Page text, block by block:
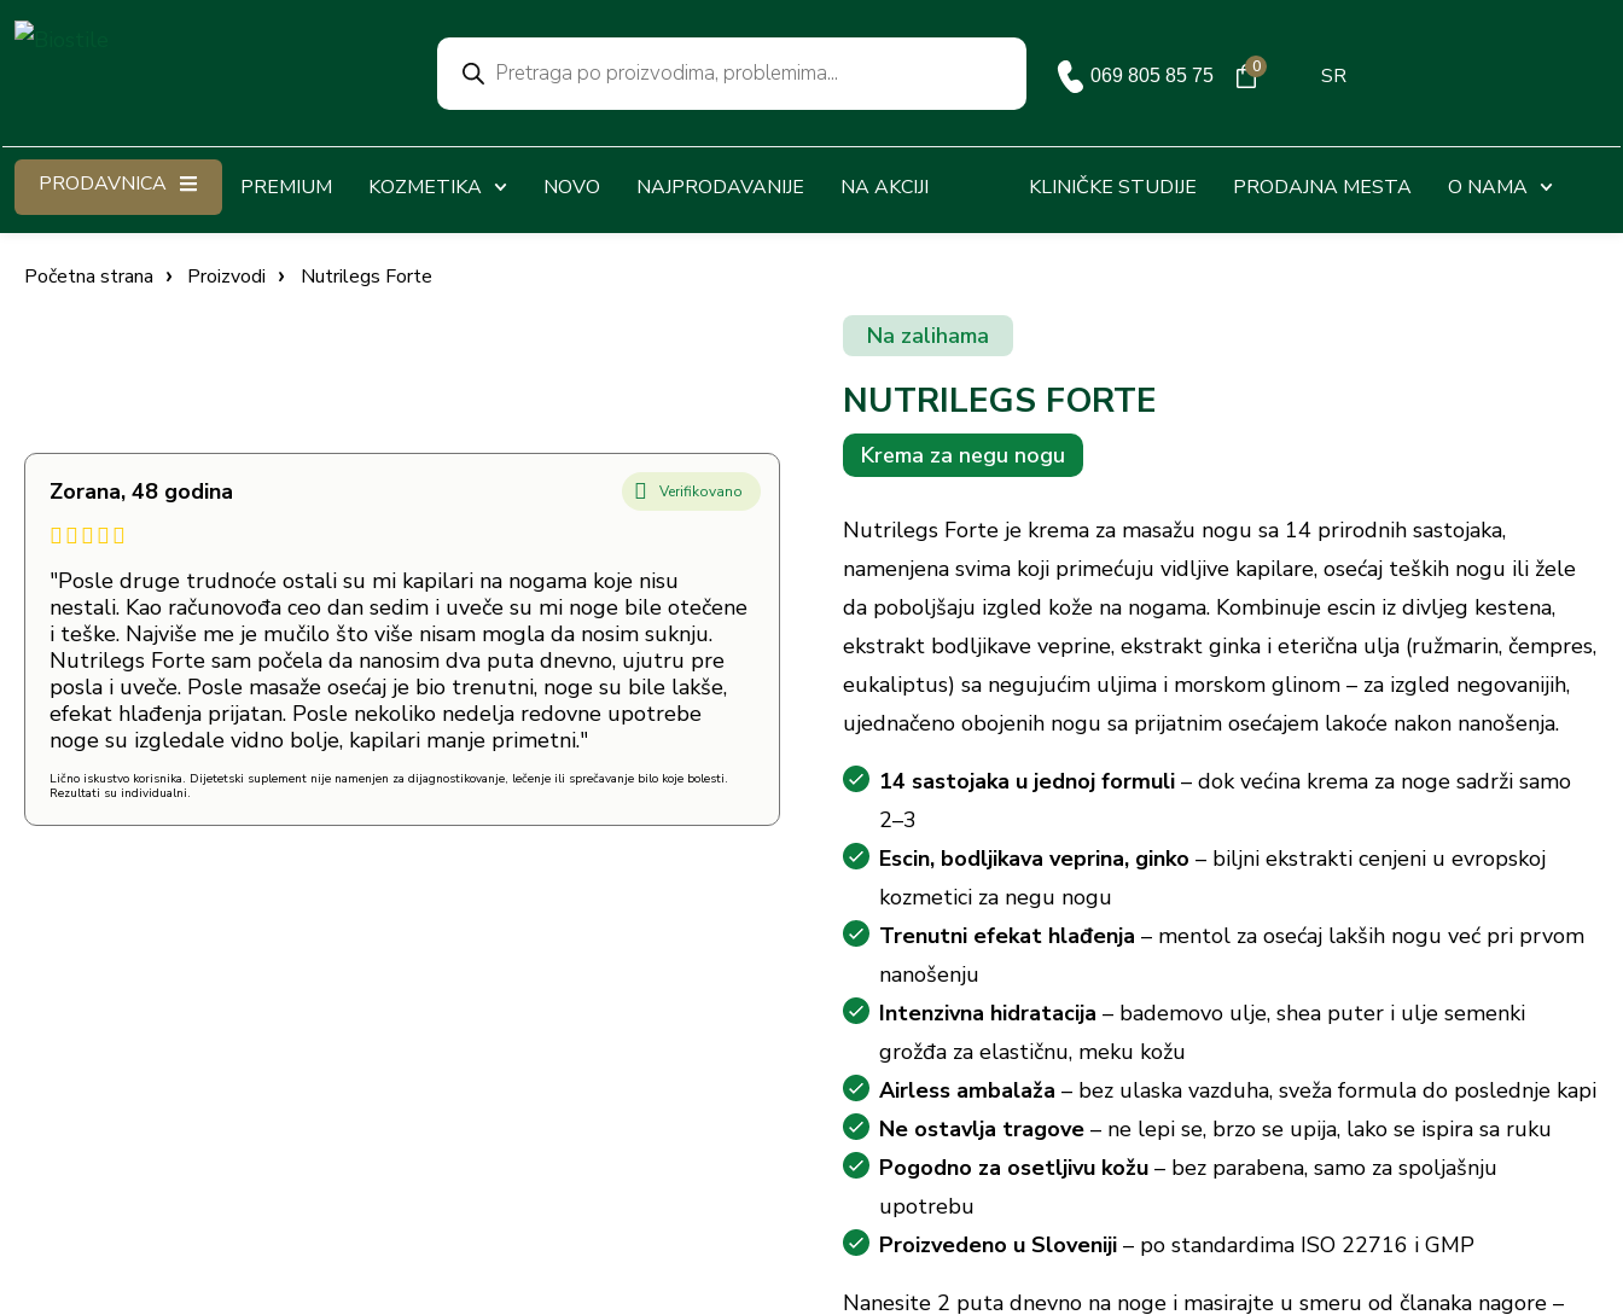
069 805 85 75 0 SR
PRODAVNICA PREMIUM KOZMETIKA NOVO NAJPRODAVANIJE NA AKCIJI KLINIČKE STUDIJE PRODAJNA MESTA O NAMA
Početna strana Proizvodi Nutrilegs Forte
Zorana, 48 godina Verifikovano
"Posle druge trudnoće ostali su mi kapilari na nogama koje nisu
nestali. Kao računovođa ceo dan sedim i uveče su mi noge bile otečene
i teške. Najviše me je mučilo što više nisam mogla da nosim suknju.
Nutrilegs Forte sam počela da nanosim dva puta dnevno, ujutru pre
posla i uveče. Posle masaže osećaj je bio trenutni, noge su bile lakše,
efekat hlađenja prijatan. Posle nekoliko nedelja redovne upotrebe
noge su izgledale vidno bolje, kapilari manje primetni."
Lično iskustvo korisnika. Dijetetski suplement nije namenjen za dijagnostikovanje, lečenje ili sprečavanje bilo koje bolesti.
Rezultati su individualni.
Na zalihama
NUTRILEGS FORTE
Krema za negu nogu
Nutrilegs Forte je krema za masažu nogu sa 14 prirodnih sastojaka,
namenjena svima koji primećuju vidljive kapilare, osećaj teških nogu ili žele
da poboljšaju izgled kože na nogama. Kombinuje escin iz divljeg kestena,
ekstrakt bodljikave veprine, ekstrakt ginka i eterična ulja (ružmarin, čempres,
eukaliptus) sa negujućim uljima i morskom glinom – za izgled negovanijih,
ujednačeno obojenih nogu sa prijatnim osećajem lakoće nakon nanošenja.
14 sastojaka u jednoj formuli – dok većina krema za noge sadrži samo
2–3
Escin, bodljikava veprina, ginko – biljni ekstrakti cenjeni u evropskoj
kozmetici za negu nogu
Trenutni efekat hlađenja – mentol za osećaj lakših nogu već pri prvom
nanošenju
Intenzivna hidratacija – bademovo ulje, shea puter i ulje semenki
grožđa za elastičnu, meku kožu
Airless ambalaža – bez ulaska vazduha, sveža formula do poslednje kapi
Ne ostavlja tragove – ne lepi se, brzo se upija, lako se ispira sa ruku
Pogodno za osetljivu kožu – bez parabena, samo za spoljašnju
upotrebu
Proizvedeno u Sloveniji – po standardima ISO 22716 i GMP
Nanesite 2 puta dnevno na noge i masirajte u smeru od članaka nagore –